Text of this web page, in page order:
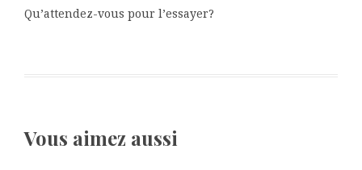
Qu’attendez-vous pour l’essayer?
Vous aimez aussi